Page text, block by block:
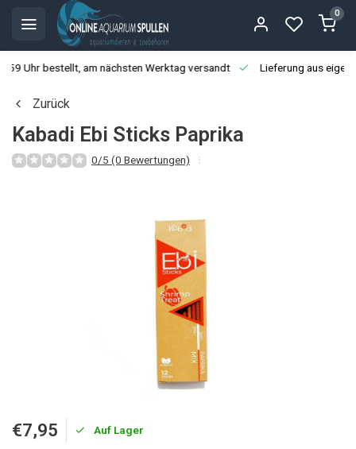
0
Uhr bestellt, am nächsten Werktag versandt Lieferung aus
Zurück
Kabadi Ebi Sticks Paprika
0/5 (0 Bewertungen)
€7,95 Auf Lager